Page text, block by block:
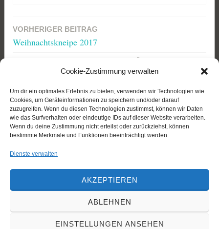
Cookie-Zustimmung verwalten
Um dir ein optimales Erlebnis zu bieten, verwenden wir Technologien wie
Cookies, um Geräteinformationen zu speichern und/oder darauf
zuzugreifen. Wenn du diesen Technologien zustimmst, können wir Daten
wie das Surfverhalten oder eindeutige IDs auf dieser Website verarbeiten.
Wenn du deine Zustimmung nicht erteilst oder zurückziehst, können
bestimmte Merkmale und Funktionen beeinträchtigt werden.
Dienste verwalten
AKZEPTIEREN
ABLEHNEN
EINSTELLUNGEN ANSEHEN
Beitragsnavigation
VORHERIGER BEITRAG
Weihnachtskneipe 2017
Rückblick auf 2017 und Ausblick auf das Jahr 2018
bei Germania